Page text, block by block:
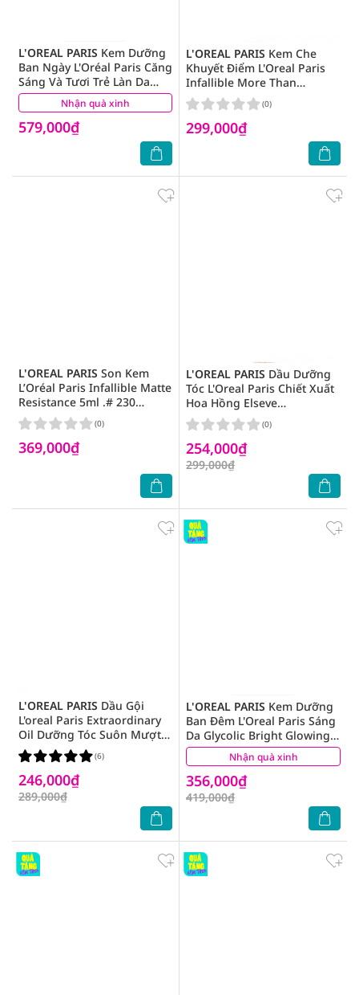
Nhận quà xinh
L'OREAL PARIS Kem Dưỡng
Ban Ngày L'Oréal Paris Căng
Sáng Và Tươi Trẻ Làn Da
Revitalift Advanced Facial
Cream 50ml
579,000₫
(0)
L'OREAL PARIS Kem Che
Khuyết Điểm L'Oreal Paris
Infallible More Than
Concealer 10ml .#307
Cashemere
299,000₫
(0)
L'OREAL PARIS Son Kem
L’Oréal Paris Infallible Matte
Resistance 5ml .# 230
Shopping Spree Đỏ Hồng
Đất
369,000₫
(0)
L'OREAL PARIS Dầu Dưỡng
Tóc L'Oreal Paris Chiết Xuất
Hoa Hồng Elseve
Extraordinary Oil Serum
100ml
254,000₫
299,000₫
(0)
L'OREAL PARIS Dầu Gội
L'oreal Paris Extraordinary
Oil Dưỡng Tóc Suôn Mượt
440ml
246,000₫
289,000₫
(6) Nhận quà xinh
L'OREAL PARIS Kem Dưỡng
Ban Đêm L'Oreal Paris Sáng
Da Glycolic Bright Glowing
Cream Night 50ml
356,000₫
419,000₫
(3)